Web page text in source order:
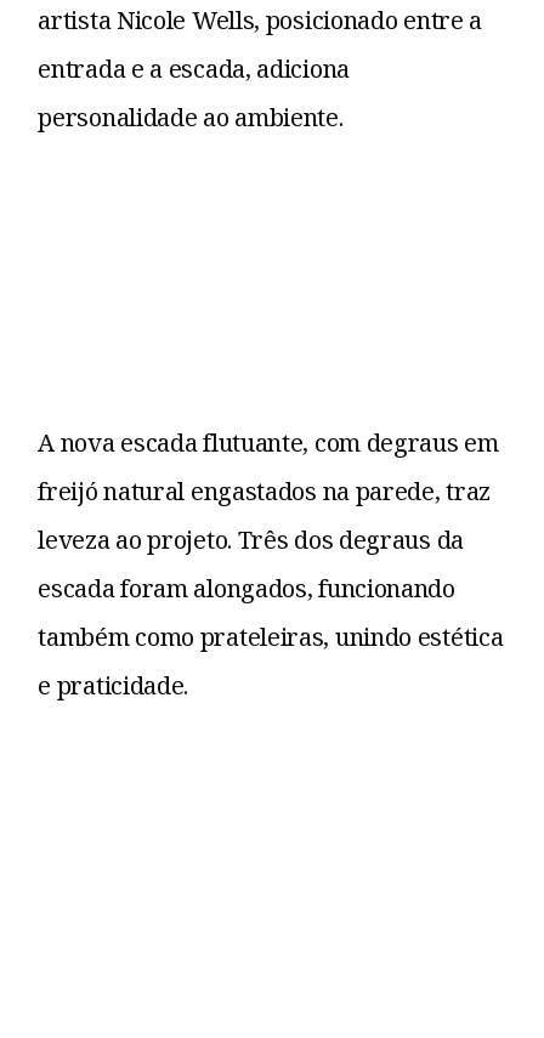
artista Nicole Wells, posicionado entre a
entrada e a escada, adiciona
personalidade ao ambiente.
A nova escada flutuante, com degraus em
freijó natural engastados na parede, traz
leveza ao projeto. Três dos degraus da
escada foram alongados, funcionando
também como prateleiras, unindo estética
e praticidade.